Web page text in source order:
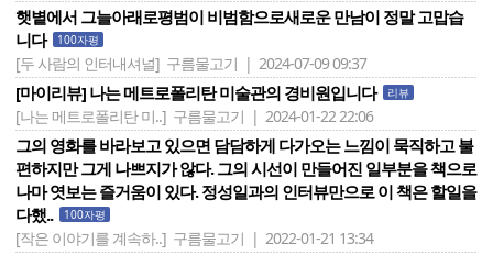
햇볕에서 그늘아래로평범이 비범함으로새로운 만남이 정말 고맙습
니다
100자평
[두 사람의 인터내셔널] 구름물고기 | 2024-07-09 09:37
[마이리뷰] 나는 메트로폴리탄 미술관의 경비원입니다 리뷰
[나는 메트로폴리탄 미..] 구름물고기 | 2024-01-22 22:06
그의 영화를 바라보고 있으면 담담하게 다가오는 느낌이 묵직하고 불
편하지만 그게 나쁘지가 않다. 그의 시선이 만들어진 일부분을 책으로
나마 엿보는 즐거움이 있다. 정성일과의 인터뷰만으로 이 책은 할일을
다했..
100자평
[작은 이야기를 계속하..] 구름물고기 | 2022-01-21 13:34